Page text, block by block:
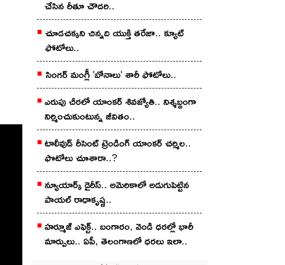
చేసిన రీతూ చౌద‌రి..
చూడ‌చ‌క్క‌ని చిన్న‌ది యుక్తి త‌రేజా.. క్యూట్
ఫోటోలు..
సింగ‌ర్ మంగ్లీ 'బోనాలు' శారీ ఫోటోలు..
ఎరుపు చీర‌లో యాంక‌ర్ శివ‌జ్యోతి.. నిశ్శబ్దంగా
నిర్మించుకుంటున్న జీవితం..
టాలీవుడ్ రీసెంట్ ట్రెండింగ్ యాంకర్ చర్మిల..
ఫొటోలు చూశారా..?
న్యూయార్క్ డైరీస్.. అమెరికాలో అడుగుపెట్టిన
పాయల్ రాధాకృష్ణ..
హర్మూజ్ ఎఫెక్ట్.. బంగారం, వెండి ధరల్లో భారీ
మార్పులు.. ఏపీ, తెలంగాణలో ధరలు ఇలా..